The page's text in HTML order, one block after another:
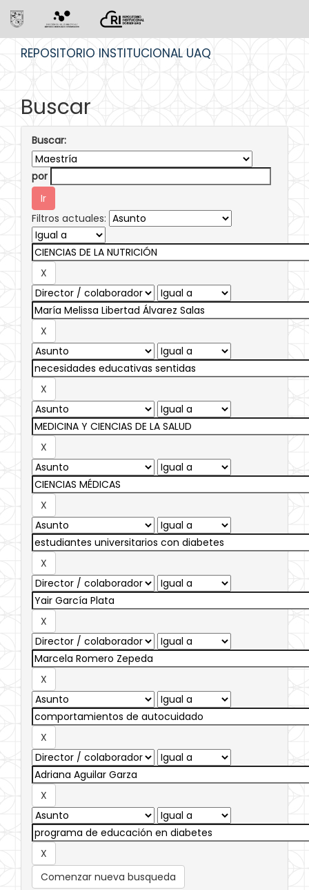
REPOSITORIO INSTITUCIONAL UAQ
Buscar
Buscar:
por
Filtros actuales:
Comenzar nueva busqueda